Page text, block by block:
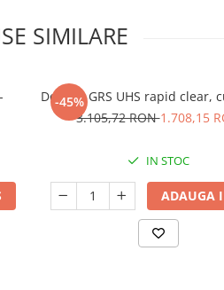
SIMILARE
-45%
Deltron GRS UHS rapid clear,
3.105,72 RON1.708,15
IN STOC
ADAUGA